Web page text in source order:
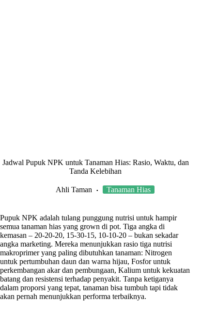
Jadwal Pupuk NPK untuk Tanaman Hias: Rasio, Waktu, dan
Tanda Kelebihan
Ahli Taman Tanaman Hias
Pupuk NPK adalah tulang punggung nutrisi untuk hampir
semua tanaman hias yang grown di pot. Tiga angka di
kemasan – 20-20-20, 15-30-15, 10-10-20 – bukan sekadar
angka marketing. Mereka menunjukkan rasio tiga nutrisi
makroprimer yang paling dibutuhkan tanaman: Nitrogen
untuk pertumbuhan daun dan warna hijau, Fosfor untuk
perkembangan akar dan pembungaan, Kalium untuk kekuatan
batang dan resistensi terhadap penyakit. Tanpa ketiganya
dalam proporsi yang tepat, tanaman bisa tumbuh tapi tidak
akan pernah menunjukkan performa terbaiknya.